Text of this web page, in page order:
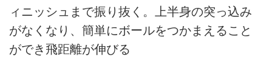
ィニッシュまで振り抜く。上半身の突っ込み
がなくなり、簡単にボールをつかまえること
ができ飛距離が伸びる